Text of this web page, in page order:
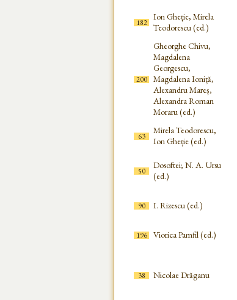
182
Ion Gheție, Mirela
Teodorescu (ed.)
200
Gheorghe Chivu,
Magdalena
Georgescu,
Magdalena Ioniță,
Alexandru Mareș,
Alexandra Roman
Moraru (ed.)
63
Mirela Teodorescu,
Ion Gheție (ed.)
50
Dosoftei; N. A. Ursu
(ed.)
90 I. Rizescu (ed.)
196 Viorica Pamfil (ed.)
38 Nicolae Drăganu